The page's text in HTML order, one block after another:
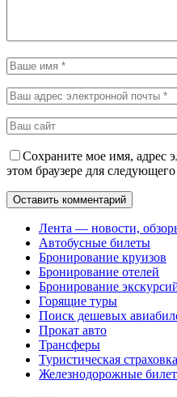
Сохраните мое имя, адрес
этом браузере для
Лента — новости,
Автобусные билеты
Бронирование круизов
Бронирование отелей
Бронирование
Горящие туры
Поиск дешевых
Прокат авто
Трансферы
Туристическая страховка
Железнодорожные